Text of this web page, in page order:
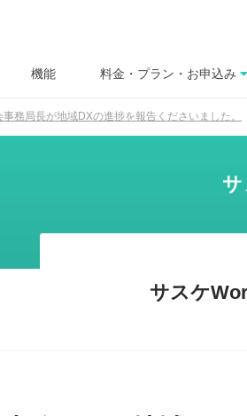
機能 料金・プラン・お申込み
務局長が地域DXの進捗を報告くださいました。
サスケ